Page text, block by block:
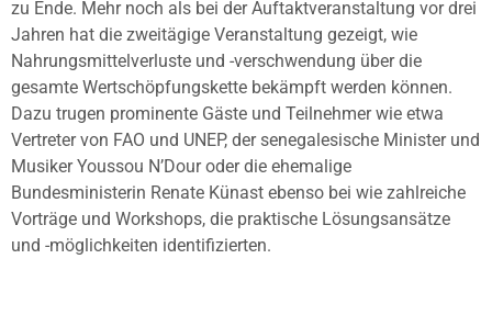
zu Ende. Mehr noch als bei der Auftaktveranstaltung vor drei
Jahren hat die zweitägige Veranstaltung gezeigt, wie
Nahrungsmittelverluste und -verschwendung über die
gesamte Wertschöpfungskette bekämpft werden können.
Dazu trugen prominente Gäste und Teilnehmer wie etwa
Vertreter von FAO und UNEP, der senegalesische Minister und
Musiker Youssou N’Dour oder die ehemalige
Bundesministerin Renate Künast ebenso bei wie zahlreiche
Vorträge und Workshops, die praktische Lösungsansätze
und -möglichkeiten identifizierten.